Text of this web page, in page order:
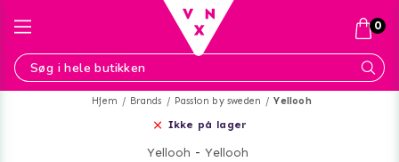
Hjem Brands Passion by sweden Yellooh
Ikke på lager
Yellooh - Yellooh
0